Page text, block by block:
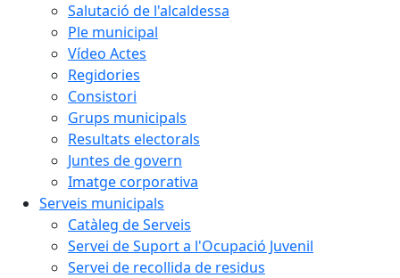
Salutació de l'alcaldessa
Ple municipal
Vídeo Actes
Regidories
Consistori
Grups municipals
Resultats electorals
Juntes de govern
Imatge corporativa
Serveis municipals
Catàleg de Serveis
Servei de Suport a l'Ocupació Juvenil
Servei de recollida de residus